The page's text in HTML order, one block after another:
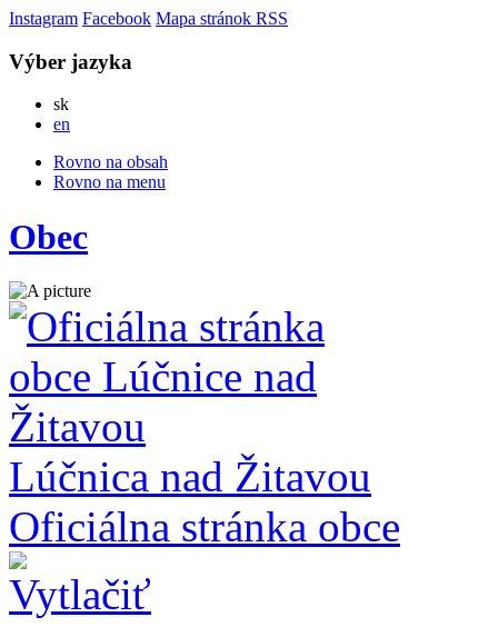
Instagram Facebook Mapa stránok RSS
Výber jazyka
skSlovensky
en
Rovno na obsah
Rovno na menu
Obec
Lúčnica nad Žitavou
Oficiálna stránka obce